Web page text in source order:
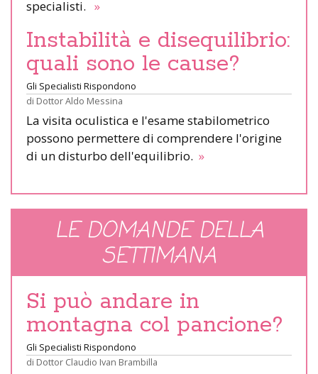
specialisti. »
Instabilità e disequilibrio:
quali sono le cause?
Gli Specialisti Rispondono
di Dottor Aldo Messina
La visita oculistica e l'esame stabilometrico
possono permettere di comprendere l'origine
di un disturbo dell'equilibrio. »
LE DOMANDE DELLA
SETTIMANA
Si può andare in
montagna col pancione?
Gli Specialisti Rispondono
di Dottor Claudio Ivan Brambilla